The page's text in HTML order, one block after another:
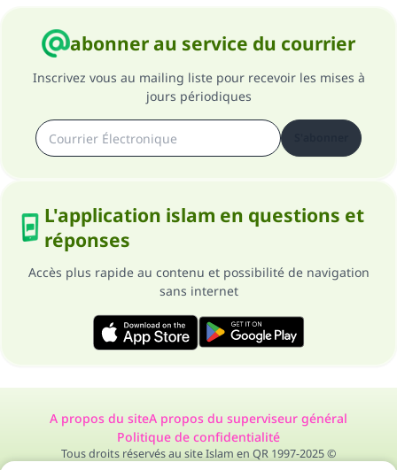
abonner au service du courrier
Inscrivez vous au mailing liste pour recevoir les mises à
jours périodiques
L'application islam en questions et
réponses
Accès plus rapide au contenu et possibilité de navigation
sans internet
A propos du siteA propos du superviseur général
Politique de confidentialité
Tous droits réservés au site Islam en QR 1997-2025 ©